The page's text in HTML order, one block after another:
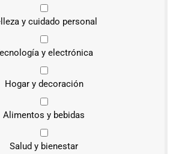
y cuidado personal
y electrónica
Hogar y decoración
Alimentos y bebidas
Salud y bienestar